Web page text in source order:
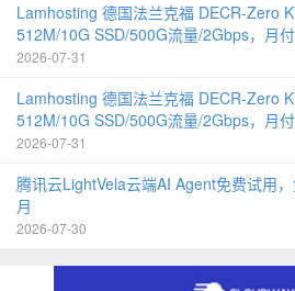
Lamhosting 德国法兰克福 DECR-Zero
512M/10G SSD/500G流量/2Gbps，月
2026-07-31
Lamhosting 德国法兰克福 DECR-Zero
512M/10G SSD/500G流量/2Gbps，月
2026-07-31
腾讯云LightVela云端AI Agent免费试用
月
2026-07-30